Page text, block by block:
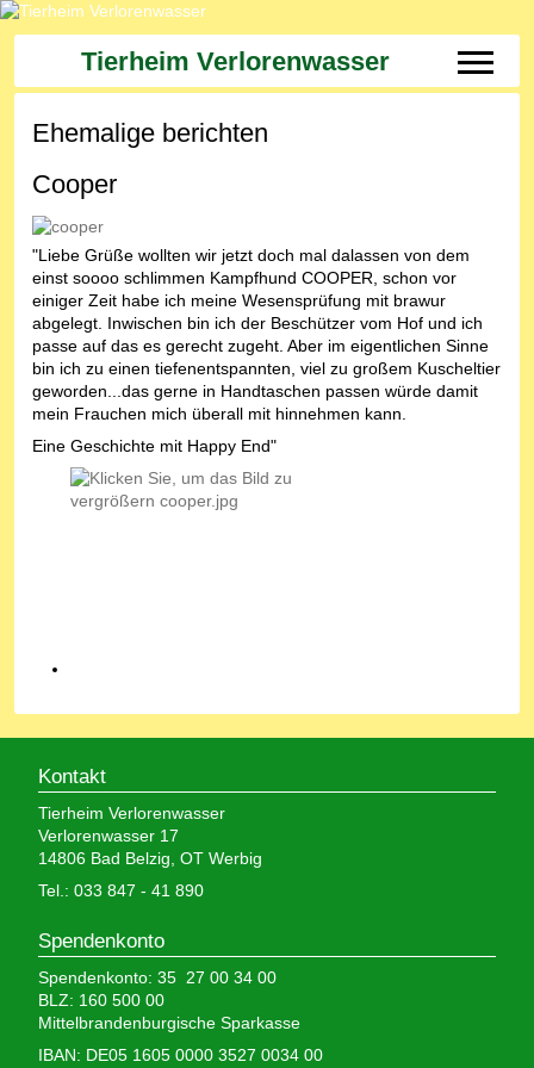
Tierheim Verlorenwasser Off-
Ehemalige berichten
Cooper
"Liebe Grüße wollten wir jetzt doch mal dalassen von dem
einst soooo schlimmen Kampfhund COOPER, schon vor
einiger Zeit habe ich meine Wesensprüfung mit brawur
abgelegt. Inwischen bin ich der Beschützer vom Hof und ich
passe auf das es gerecht zugeht. Aber im eigentlichen Sinne
bin ich zu einen tiefenentspannten, viel zu großem Kuscheltier
geworden...das gerne in Handtaschen passen würde damit
mein Frauchen mich überall mit hinnehmen kann.
Eine Geschichte mit Happy End"
Kontakt
Tierheim Verlorenwasser
Verlorenwasser 17
14806 Bad Belzig, OT Werbig
Tel.: 033 847 - 41 890
Spendenkonto
Spendenkonto: 35 27 00 34 00
BLZ: 160 500 00
Mittelbrandenburgische Sparkasse
IBAN: DE05 1605 0000 3527 0034 00